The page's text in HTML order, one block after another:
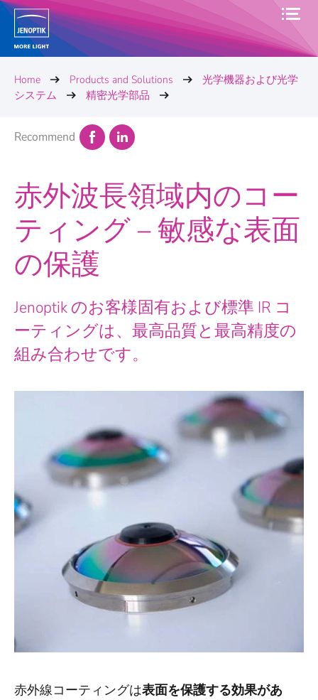
Home Products and Solutions
光学機器および光学
システム
精密光学部品
Recommend
赤外波長領域内のコー
ティング – 敏感な表面
の保護
Jenoptik のお客様固有および標準 IR コ
ーティングは、最高品質と最高精度の
組み合わせです。
赤外線コーティングは表面を保護する効果があ